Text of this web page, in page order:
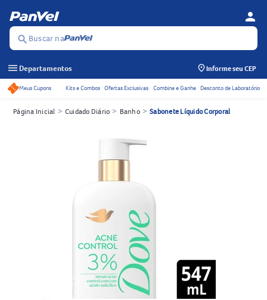
search Buscar na
person
menu Departamentos Informe seu CEP
Acessos rápidos do cabeçalho
Meus Cupons Kits e Combos Ofertas Exclusivas Combine e Ganhe Desconto de Laboratório
Página Inicial > Cuidado Diário > Banho > Sabonete Líquido Corporal